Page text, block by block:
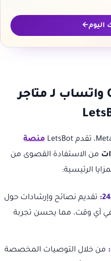
اليوم
مزايا تطبيق ChatGPT واتساب لـ متاجر
منصة
من الاستفادة القصوى من
الرئيسية:
تقديم نصائح وإرشادات حول
أي وقت، مما يحسن تجربة
من خلال التوصيات المخصصة